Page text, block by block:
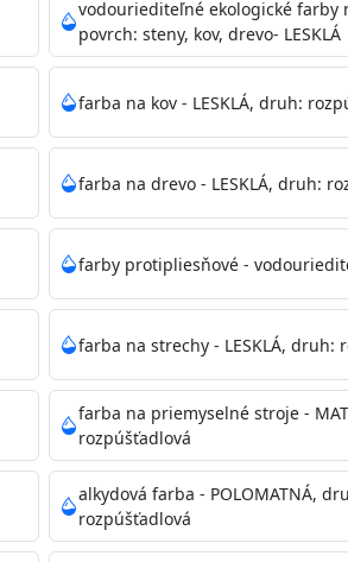
škôlky, telocvične, a
(trieda 2 podľa EN 13300) pri
povrchov. Má vynikajúcu kryciu
tónovať v bohatej škále odtieňov.
Pantone
spôsobu aplikácie. Dobre
farba zasychá na dotyk po
Doba schnutia je závislá na
alebo pri relatívnej vlhkosti nad
na bezpečnú likvidáciu.
vodouriediteľné ekologické farby
povrch: steny, kov, drevo- LESKLÁ
farba na kov - LESKLÁ, druh:
farba na drevo - LESKLÁ, druh:
farby protipliesňové -
farba na strechy - LESKLÁ, druh:
farba na priemyselné stroje -
rozpúšťadlová
alkydová farba - POLOMATNÁ,
rozpúšťadlová